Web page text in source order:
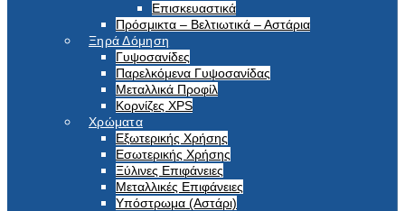
Επισκευαστικά
Πρόσμικτα – Βελτιωτικά – Αστάρια
Ξηρά Δόμηση
Γυψοσανίδες
Παρελκόμενα Γυψοσανίδας
Μεταλλικά Προφίλ
Κορνίζες XPS
Χρώματα
Εξωτερικής Χρήσης
Εσωτερικής Χρήσης
Ξύλινες Επιφάνειες
Μεταλλικές Επιφάνειες
Υπόστρωμα (Αστάρι)